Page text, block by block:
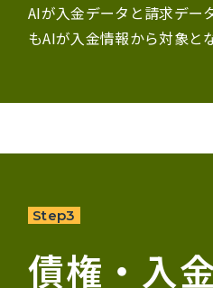
AIが入金データと請求デー
もAIが入金情報から対象と
Step3
債権・入